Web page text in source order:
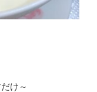
け～